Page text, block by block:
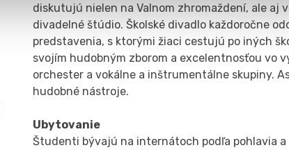
diskutujú nielen na Valnom zhromaždení, ale aj
divadelné štúdio. Školské divadlo každoročne
predstavenia, s ktorými žiaci cestujú po iných
svojím hudobným zborom a excelentnosťou vo
orchester a vokálne a inštrumentálne skupiny.
hudobné nástroje.
Ubytovanie
Študenti bývajú na internátoch podľa pohlavia